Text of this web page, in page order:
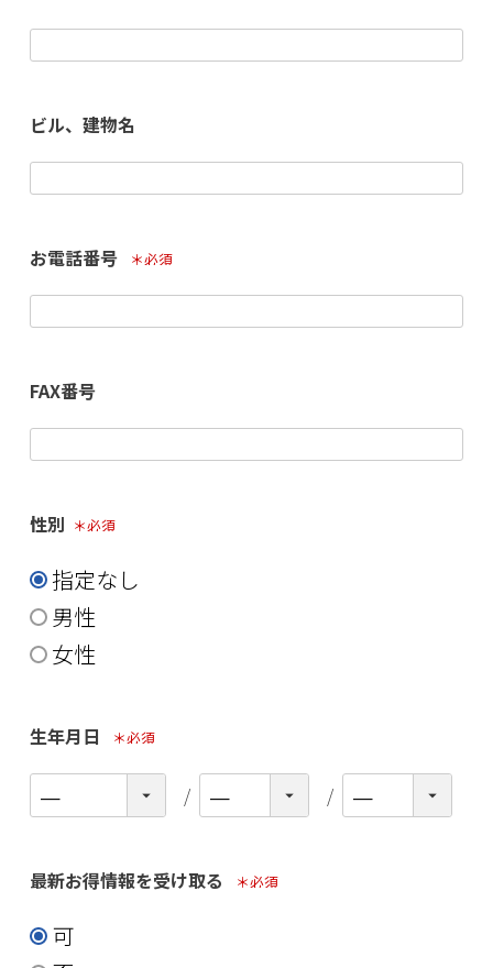
ビル、建物名
お電話番号
FAX番号
性別
指定なし
男性
女性
生年月日
最新お得情報を受け取る
可